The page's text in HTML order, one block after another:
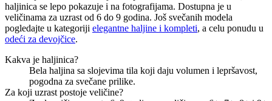
haljinica se lepo pokazuje i na fotografijama. Dostupna je u
veličinama za uzrast od 6 do 9 godina. Još svečanih modela
pogledajte u kategoriji elegantne haljine i kompleti, a celu ponudu u
odeći za devojčice.
Kakva je haljinica?
Bela haljina sa slojevima tila koji daju volumen i lepršavost,
pogodna za svečane prilike.
Za koji uzrast postoje veličine?